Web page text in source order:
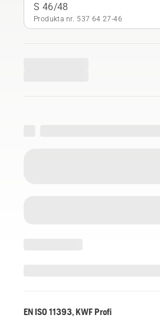
S 46/48
Produkta nr. 537 64 27‑46
EN ISO 11393, KWF Profi